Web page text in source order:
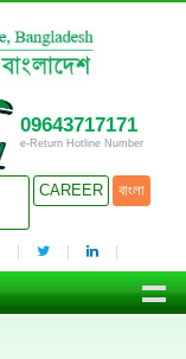
09643717171
e-Return Hotline Number
CAREER বাংলা